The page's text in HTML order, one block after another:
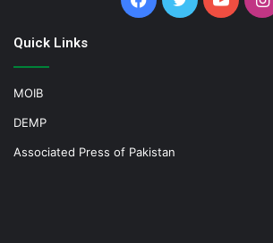
Quick Links
MOIB
DEMP
Associated Press of Pakistan